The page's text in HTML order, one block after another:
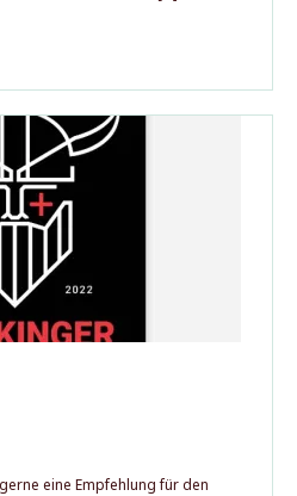
eine Empfehlung für den